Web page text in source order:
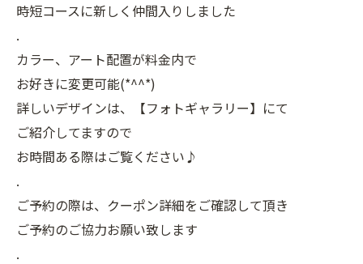
時短コースに新しく仲間入りしました
.
カラー、アート配置が料金内で
お好きに変更可能(*^^*)
詳しいデザインは、【フォトギャラリー】にて
ご紹介してますので
お時間ある際はご覧ください♪
.
ご予約の際は、クーポン詳細をご確認して頂き
ご予約のご協力お願い致します
.